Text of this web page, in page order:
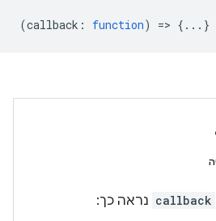
(callback : function) => {...}
callback נראה כך: